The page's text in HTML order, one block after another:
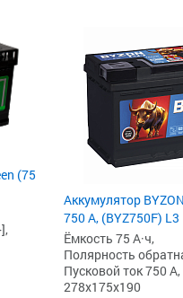
(75
Аккумулятор
750 А, (BYZ750F) L3
Ёмкость 75 А·ч,
Полярность
Пусковой ток 750 А,
278x175x190